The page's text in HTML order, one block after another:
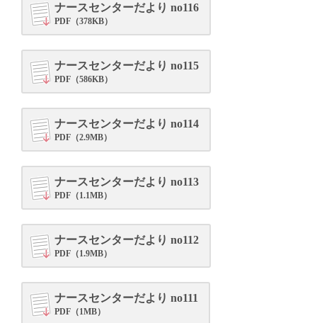
ナースセンターだより no116
PDF（378KB）
ナースセンターだより no115
PDF（586KB）
ナースセンターだより no114
PDF（2.9MB）
ナースセンターだより no113
PDF（1.1MB）
ナースセンターだより no112
PDF（1.9MB）
ナースセンターだより no111
PDF（1MB）